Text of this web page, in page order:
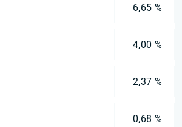
6,65 %
4,00 %
2,37 %
0,68 %